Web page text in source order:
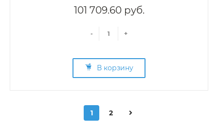
101 709.60 руб.
- +
В корзину
1 2